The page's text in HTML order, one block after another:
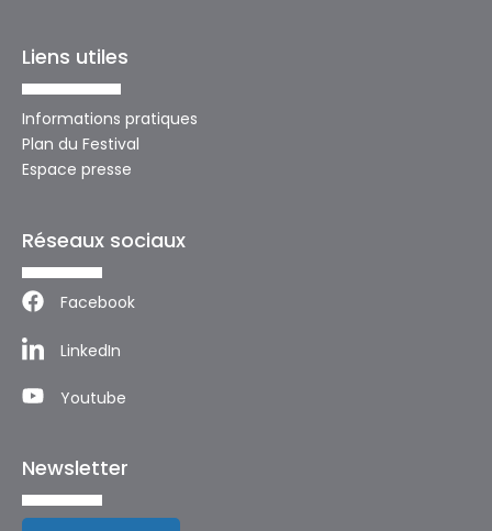
Liens utiles
Informations pratiques
Plan du Festival
Espace presse
Réseaux sociaux
Facebook
LinkedIn
Youtube
Newsletter